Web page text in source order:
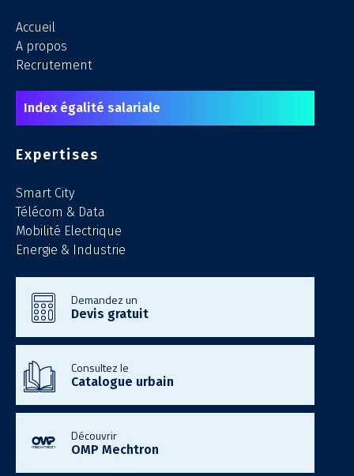
Accueil
A propos
Recrutement
Index égalité salariale
Expertises
Smart City
Télécom & Data
Mobilité Electrique
Energie & Industrie
Demandez un
Devis gratuit
Consultez le
Catalogue urbain
Découvrir
OMP Mechtron